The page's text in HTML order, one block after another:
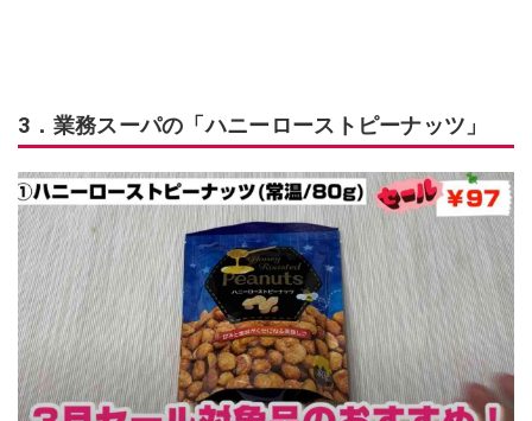
3．業務スーパの「ハニーローストピーナッツ」